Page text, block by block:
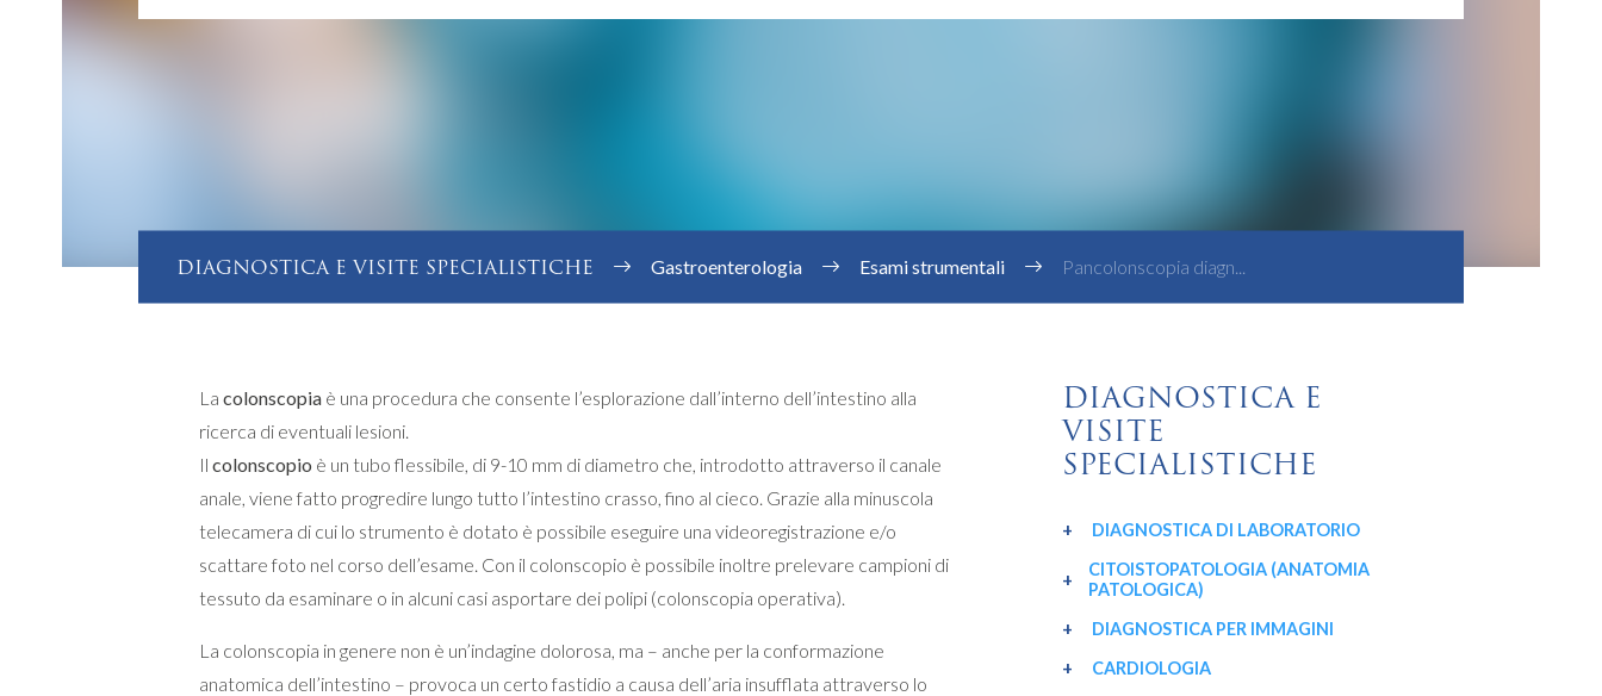
DIAGNOSTICA E VISITE SPECIALISTICHE Gastroenterologia Esami strumentali Pancolonscopia diagn...
Lacolonscopia è una procedura che consente l’esplorazione dall’interno dell’intestino alla
ricerca di eventuali lesioni.
Ilcolonscopio è un tubo flessibile, di 9-10 mm di diametro che, introdotto attraverso il canale
anale, viene fatto progredire lungo tutto l’intestino crasso, fino al cieco. Grazie alla minuscola
telecamera di cui lo strumento è dotato è possibile eseguire una videoregistrazione e/o
scattare foto nel corso dell’esame. Con il colonscopio è possibile inoltre prelevare campioni di
tessuto da esaminare o in alcuni casi asportare dei polipi (colonscopia operativa).
La colonscopia in genere non è un’indagine dolorosa, ma – anche per la conformazione
anatomica dell’intestino – provoca un certo fastidio a causa dell’aria insufflata attraverso lo
DIAGNOSTICA E
VISITE
SPECIALISTICHE
DIAGNOSTICA DI LABORATORIO
CITOISTOPATOLOGIA (ANATOMIA
PATOLOGICA)
DIAGNOSTICA PER IMMAGINI
CARDIOLOGIA